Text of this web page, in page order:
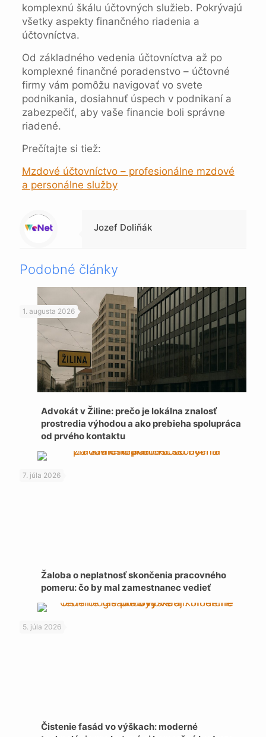
komplexnú škálu účtovných služieb. Pokrývajú
všetky aspekty finančného riadenia a
účtovníctva.
Od základného vedenia účtovníctva až po
komplexné finančné poradenstvo – účtovné
firmy vám pomôžu navigovať vo svete
podnikania, dosiahnuť úspech v podnikaní a
zabezpečiť, aby vaše financie boli správne
riadené.
Prečítajte si tiež:
Mzdové účtovníctvo – profesionálne mzdové
a personálne služby
Warning
: Trying to access array offset on null in
/data/1/4/149a9a91-3acc-4306-8eec-62104a76cbc2/skica.online/web/wp-content/themes/betheme-child/includes/content-single.php
on line
286
Jozef Doliňák
Podobné články
1. augusta 2026
Advokát v Žiline: prečo je lokálna znalosť
prostredia výhodou a ako prebieha spolupráca
od prvého kontaktu
7. júla 2026
Žaloba o neplatnosť skončenia pracovného
pomeru: čo by mal zamestnanec vedieť
5. júla 2026
Čistenie fasád vo výškach: moderné